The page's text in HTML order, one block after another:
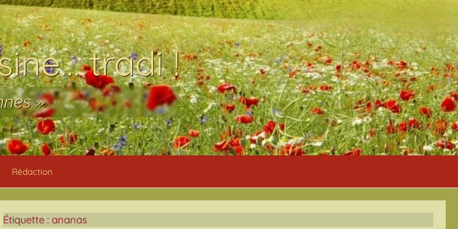
tradi !
»
Rédaction
Étiquette : ananas